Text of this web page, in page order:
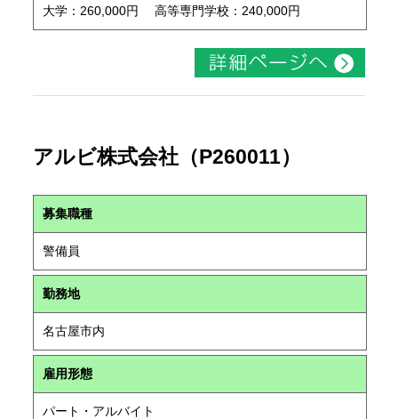
大学：260,000円 高等専門学校：240,000円
アルビ株式会社（P260011）
募集職種
警備員
勤務地
名古屋市内
雇用形態
パート・アルバイト